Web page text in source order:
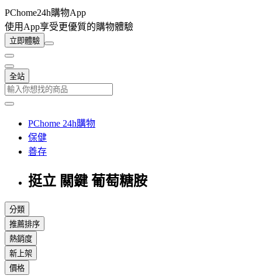
PChome24h購物App
使用App享受更優質的購物體驗
立即體驗
全站
PChome 24h購物
保健
善存
挺立 關鍵 葡萄糖胺
分類
推薦排序
熱銷度
新上架
價格